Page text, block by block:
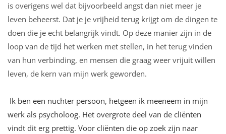
is overigens wel dat bijvoorbeeld angst dan niet meer je
leven beheerst. Dat je je vrijheid terug krijgt om de dingen te
doen die je echt belangrijk vindt. Op deze manier zijn in de
loop van de tijd het werken met stellen, in het terug vinden
van hun verbinding, en mensen die graag weer vrijuit willen
leven, de kern van mijn werk geworden.
Ik ben een nuchter persoon, hetgeen ik meeneem in mijn
werk als psycholoog. Het overgrote deel van de cliënten
vindt dit erg prettig. Voor cliënten die op zoek zijn naar